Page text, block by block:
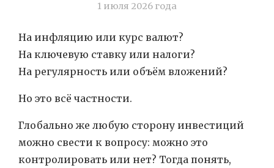
1 июля 2026 года
На инфляцию или курс валют?
На ключевую ставку или налоги?
На регулярность или объём вложений?
Но это всё частности.
Глобально же любую сторону инвестиций
можно свести к вопросу: можно это
контролировать или нет? Тогда понять,